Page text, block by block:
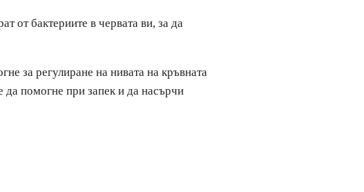
от бактериите в червата ви, за да
за регулиране на нивата на кръвната
помогне при запек и да насърчи